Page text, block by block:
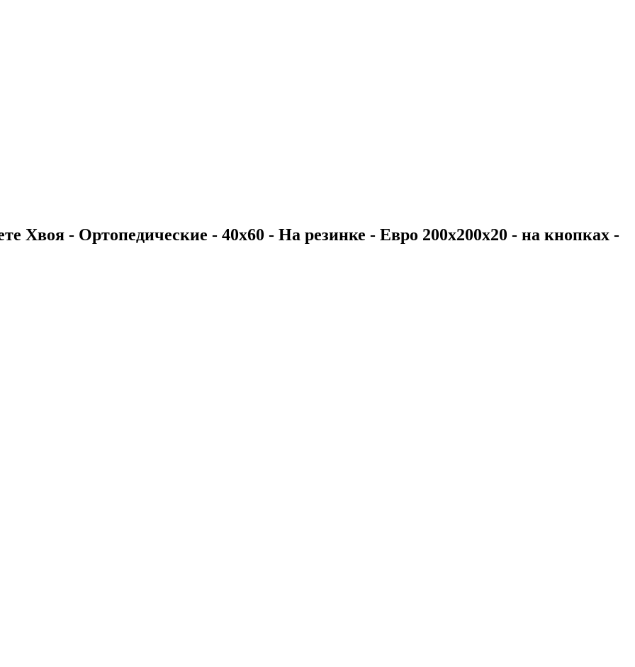
Хвоя - Ортопедические - 40х60 - На резинке - Евро 200х200х20 - на кнопках -